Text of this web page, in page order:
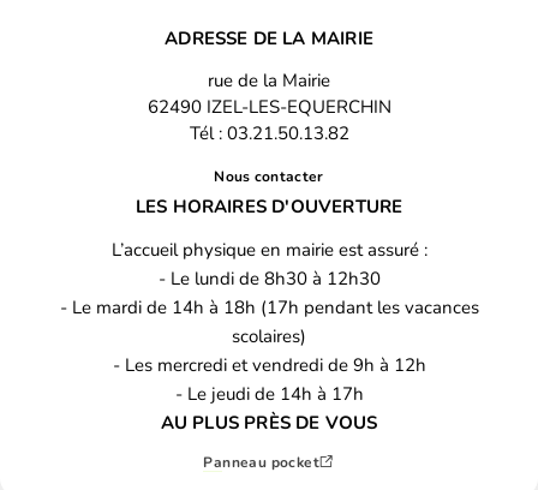
ADRESSE DE LA MAIRIE
rue de la Mairie
62490 IZEL-LES-EQUERCHIN
Tél : 03.21.50.13.82
Nous contacter
LES HORAIRES D'OUVERTURE
L’accueil physique en mairie est assuré :
- Le lundi de 8h30 à 12h30
- Le mardi de 14h à 18h (17h pendant les vacances
scolaires)
- Les mercredi et vendredi de 9h à 12h
- Le jeudi de 14h à 17h
AU PLUS PRÈS DE VOUS
Panneau pocket